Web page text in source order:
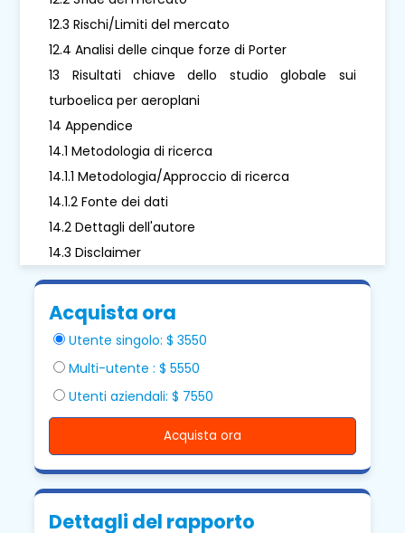
12.3 Rischi/Limiti del mercato
12.4 Analisi delle cinque forze di Porter
13 Risultati chiave dello studio globale sui
turboelica per aeroplani
14 Appendice
14.1 Metodologia di ricerca
14.1.1 Metodologia/Approccio di ricerca
14.1.2 Fonte dei dati
14.2 Dettagli dell'autore
14.3 Disclaimer
Acquista ora
Utente singolo: $ 3550
Multi-utente : $ 5550
Utenti aziendali: $ 7550
Acquista ora
Dettagli del rapporto